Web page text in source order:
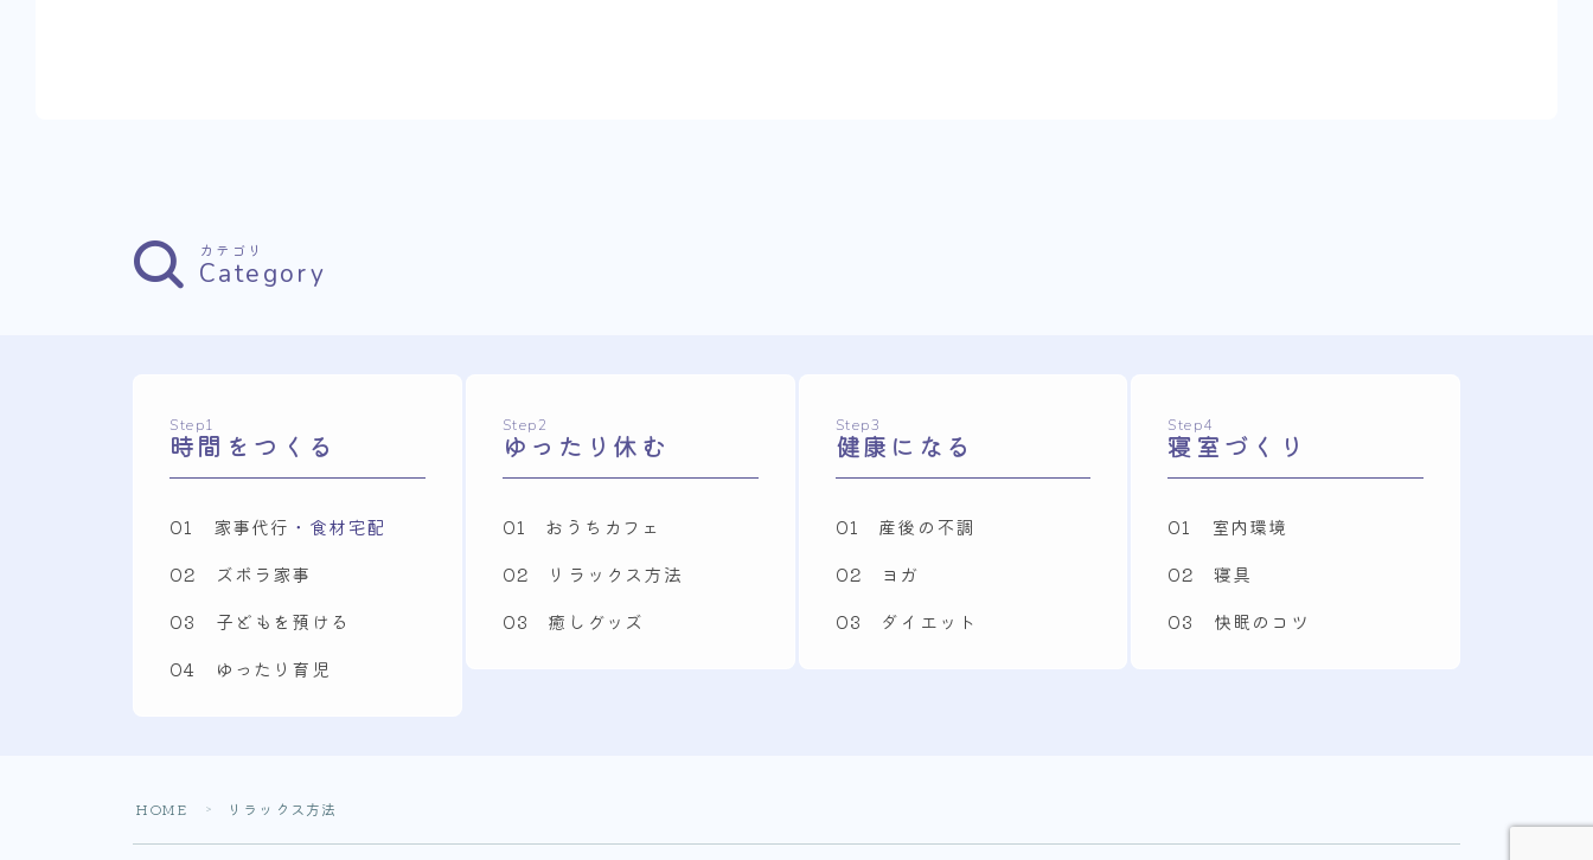
カテゴリ
Category
Step1
時間をつくる
01 家事代行 ・食材宅配
02 ズボラ家事
03 子どもを預ける
04 ゆったり育児
Step2
ゆったり休む
01 おうちカフェ
02 リラックス方法
03 癒しグッズ
Step3
健康になる
01 産後の不調
02 ヨガ
03 ダイエット
Step4
寝室づくり
01 室内環境
02 寝具
03 快眠のコツ
HOME ＞ リラックス方法